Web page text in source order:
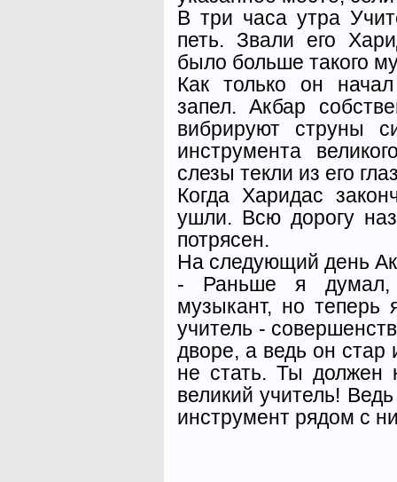
В три часа утра
петь. Звали его
было больше такого
Как только он
запел. Акбар
вибрируют струны
инструмента
слезы текли из его
Когда Харидас
ушли. Всю дорогу
потрясен.
На следующий день
- Раньше я думал,
музыкант, но теперь
учитель -
дворе, а ведь он стар
не стать. Ты должен
великий учитель!
инструмент рядом с